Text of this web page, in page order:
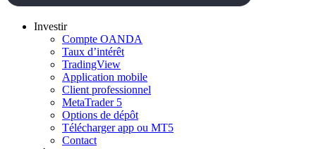
Investir
Compte OANDA
Taux d’intérêt
TradingView
Application mobile
Client professionnel
MetaTrader 5
Options de dépôt
Télécharger app ou MT5
Contact